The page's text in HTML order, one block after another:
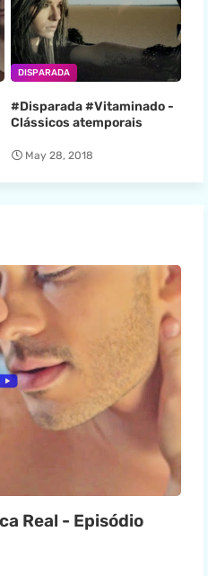
DISPARADA
#Disparada #Vitaminado -
Clássicos atemporais
May 28, 2018
Real - Episódio